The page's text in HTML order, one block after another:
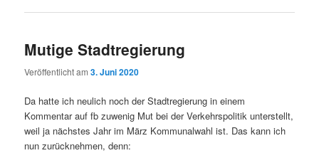
Mutige Stadtregierung
Veröffentlicht am3. Juni 2020
Da hatte ich neulich noch der Stadtregierung in einem
Kommentar auf fb zuwenig Mut bei der Verkehrspolitik unterstellt,
weil ja nächstes Jahr im März Kommunalwahl ist. Das kann ich
nun zurücknehmen, denn: